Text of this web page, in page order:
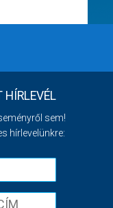
HÍRLEVÉL
sem!
hírlevelünkre: